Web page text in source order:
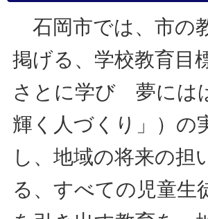
石岡市では、市の
掲げる、学校教育目
さとに学び 夢には
輝く人づくり」）の
し、地域の将来の担
る、すべての児童生